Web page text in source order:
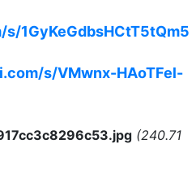
1GyKeGdbsHCtT5tQm5
s/VMwnx-HAoTFel-
(240.71